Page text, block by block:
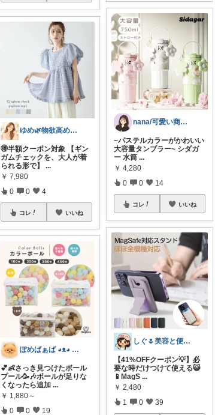
ゆめ🌿物欲高め沼落ちアラフォー
🉐半額クーポン対象 【ギン
ガムチェックを、大人が着
られる形で】
...
￥ 7,980
0 0 4
コレ いいね
ぽめばぁば ◕⁠ᴥ⁠◕⁠ 育児救急箱🌠
💕👶さっき見つけたボール
プール🥳🎶ボールが足りな
くなったら追加 ...
￥ 1,880～
0 0 19
nana/可愛い商品を共有
~パステルカラーがかわいい
大容量タンブラー~ シダガ
ー 水筒 ...
￥ 4,280
0 0 14
コレ いいね
しぐ🌷美容と便利な小物🍀
【41%OFFクーポン💡】必
要な時だけつけて使える😺
📱MagS ...
￥ 2,480
1 0 39